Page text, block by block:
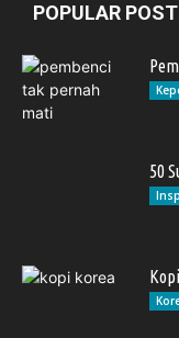
POPULAR
50